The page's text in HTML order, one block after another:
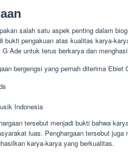
salah satu aspek penting dalam
bukti pengakuan atas kualitas karya-
Ade untuk terus berkarya dan
bergengsi yang pernah diterima Ebiet
Indonesia
tersebut menjadi bukti bahwa
luas. Penghargaan tersebut
karya-karya yang berkualitas.